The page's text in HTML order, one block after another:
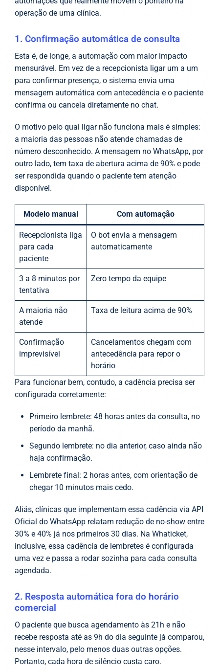
operação de uma clínica.
1. Confirmação automática de consulta
Esta é, de longe, a automação com maior impacto
mensurável. Em vez de a recepcionista ligar um a um
para confirmar presença, o sistema envia uma
mensagem automática com antecedência e o paciente
confirma ou cancela diretamente no chat.
O motivo pelo qual ligar não funciona mais é simples:
a maioria das pessoas não atende chamadas de
número desconhecido. A mensagem no WhatsApp, por
outro lado, tem taxa de abertura acima de 90% e pode
ser respondida quando o paciente tem atenção
disponível.
Modelo manual Com automação
Recepcionista liga
para cada
paciente
O bot envia a mensagem
automaticamente
3 a 8 minutos por
tentativa
Zero tempo da equipe
A maioria não
atende
Taxa de leitura acima de 90%
Confirmação
imprevisível
Cancelamentos chegam com
antecedência para repor o
horário
Para funcionar bem, contudo, a cadência precisa ser
configurada corretamente:
Primeiro lembrete: 48 horas antes da consulta, no
período da manhã.
Segundo lembrete: no dia anterior, caso ainda não
haja confirmação.
Lembrete final: 2 horas antes, com orientação de
chegar 10 minutos mais cedo.
Aliás, clínicas que implementam essa cadência via API
Oficial do WhatsApp relatam redução de no-show entre
30% e 40% já nos primeiros 30 dias. Na Whaticket,
inclusive, essa cadência de lembretes é configurada
uma vez e passa a rodar sozinha para cada consulta
agendada.
2. Resposta automática fora do horário
comercial
O paciente que busca agendamento às 21h e não
recebe resposta até as 9h do dia seguinte já comparou,
nesse intervalo, pelo menos duas outras opções.
Portanto, cada hora de silêncio custa caro.